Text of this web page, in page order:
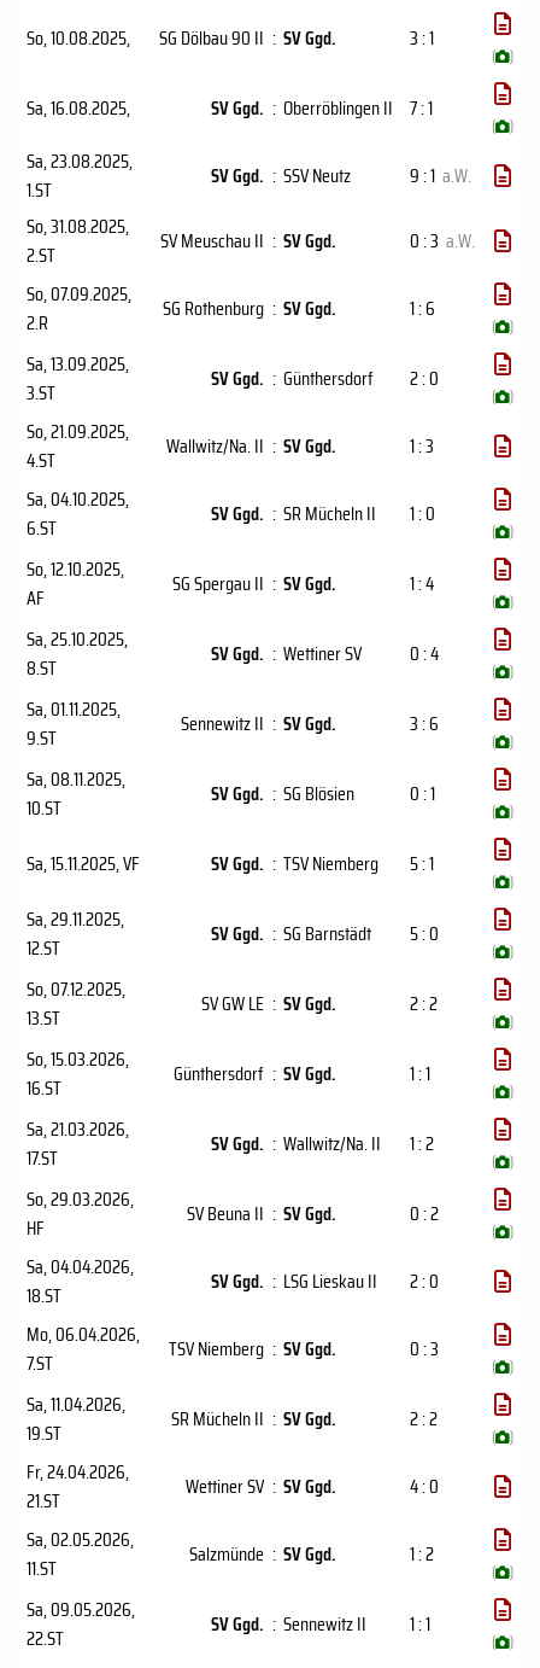
So, 10.08.2025, SG Dölbau 90 II : SV Ggd. 3 : 1
( )
Sa, 16.08.2025, SV Ggd. : Oberröblingen II 7 : 1
( )
Sa, 23.08.2025,
1.ST
SV Ggd. : SSV Neutz 9 : 1 a.W.
So, 31.08.2025,
2.ST
SV Meuschau II : SV Ggd. 0 : 3 a.W.
So, 07.09.2025,
2.R
SG Rothenburg : SV Ggd. 1 : 6
( )
Sa, 13.09.2025,
3.ST
SV Ggd. : Günthersdorf 2 : 0
( )
So, 21.09.2025,
4.ST
Wallwitz/Na. II : SV Ggd.
1 : 3
Sa, 04.10.2025,
6.ST
SV Ggd. : SR Mücheln II 1 : 0
( )
So, 12.10.2025,
AF
SG Spergau II : SV Ggd. 1 : 4
( )
Sa, 25.10.2025,
8.ST
SV Ggd. : Wettiner SV 0 : 4
( )
Sa, 01.11.2025,
9.ST
Sennewitz II : SV Ggd. 3 : 6
( )
Sa, 08.11.2025,
10.ST
SV Ggd. : SG Blösien 0 : 1
( )
Sa, 15.11.2025, VF SV Ggd. : TSV Niemberg 5 : 1
( )
Sa, 29.11.2025,
12.ST
SV Ggd. : SG Barnstädt 5 : 0
( )
So, 07.12.2025,
13.ST
SV GW LE : SV Ggd. 2 : 2
( )
So, 15.03.2026,
16.ST
Günthersdorf : SV Ggd. 1 : 1
( )
Sa, 21.03.2026,
17.ST
SV Ggd. : Wallwitz/Na. II 1 : 2
( )
So, 29.03.2026,
HF
SV Beuna II : SV Ggd. 0 : 2
( )
Sa, 04.04.2026,
18.ST
SV Ggd. : LSG Lieskau II
2 : 0
Mo, 06.04.2026,
7.ST
TSV Niemberg : SV Ggd. 0 : 3
( )
Sa, 11.04.2026,
19.ST
SR Mücheln II : SV Ggd. 2 : 2
( )
Fr, 24.04.2026,
21.ST
Wettiner SV : SV Ggd.
4 : 0
Sa, 02.05.2026,
11.ST
Salzmünde : SV Ggd. 1 : 2
( )
Sa, 09.05.2026,
22.ST
SV Ggd. : Sennewitz II 1 : 1
( )